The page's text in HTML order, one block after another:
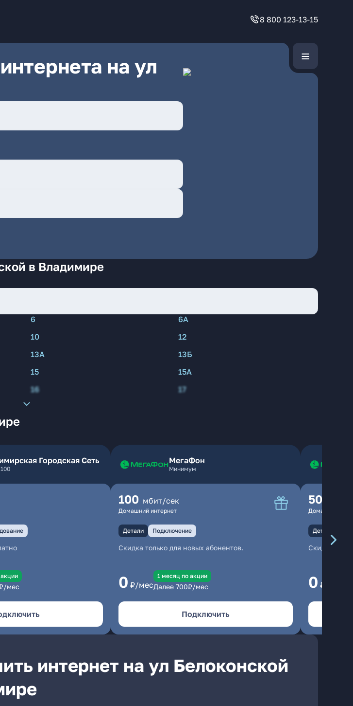
8 800 123-13-15
на ул
в Владимире
6
6А
10
12
13А
13Б
15
15А
16 17
Городская Сеть
мес
МегаФон
Минимум
100 мбит/сек
Домашний интернет
Детали Подключение
Скидка только для новых абонентов.
0 ₽/мес
1 месяц по акции
Далее 700₽/мес
Подключить
500
Домашний
Детали
Скидка
0 ₽/мес
интернет на ул Белоконской